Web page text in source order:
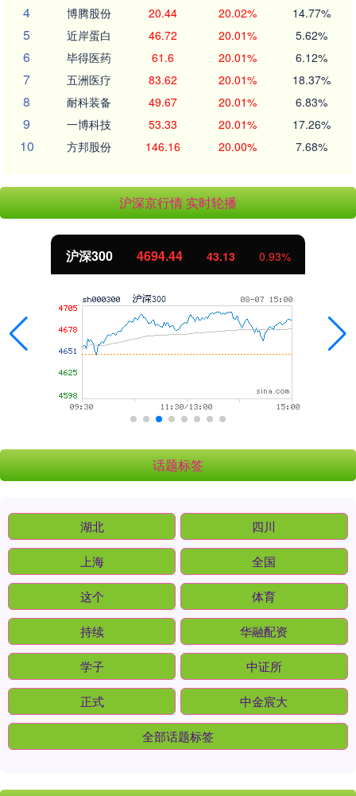
4 博腾股份 20.44 20.02% 14.77%
5 近岸蛋白 46.72 20.01% 5.62%
6 毕得医药 61.6 20.01% 6.12%
7 五洲医疗 83.62 20.01% 18.37%
8 耐科装备 49.67 20.01% 6.83%
9 一博科技 53.33 20.01% 17.26%
10 方邦股份 146.16 20.00% 7.68%
沪深京行情 实时轮播
沪深300 4694.44 43.13 0.93%
话题标签
湖北 四川
上海 全国
这个 体育
持续 华融配资
学子 中证所
正式 中金宸大
全部话题标签